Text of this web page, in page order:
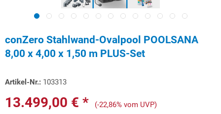
conZero Stahlwand-Ovalpool POOLSANA
8,00 x 4,00 x 1,50 m PLUS-Set
Artikel-Nr.: 103313
13.499,00 € *
(-22,86% vom UVP)